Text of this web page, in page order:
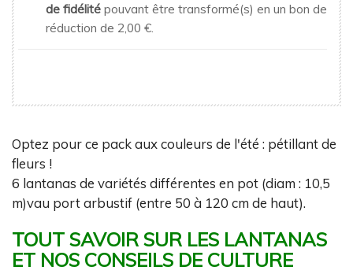
de fidélité pouvant être transformé(s) en un bon de
réduction de 2,00 €.
Optez pour ce pack aux couleurs de l'été : pétillant de
fleurs !
6 lantanas de variétés différentes en pot (diam : 10,5
m)vau port arbustif (entre 50 à 120 cm de haut).
TOUT SAVOIR SUR LES LANTANAS
ET NOS CONSEILS DE CULTURE